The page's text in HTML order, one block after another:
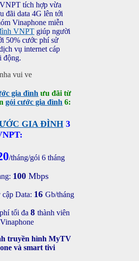
tích hợp vừa
đãi data 4G lên tới
Vinaphone miễn
VNPT giúp người
50% cước phí sử
vụ internet cáp
động.
gia đình ưu đãi từ
gói cước gia đình 6:
GIA ĐÌNH3
/tháng/gói 6 tháng
100Mbps
Data: 16Gb/tháng
tối đa8 thành viên
truyền hình MyTV
và smart tivi